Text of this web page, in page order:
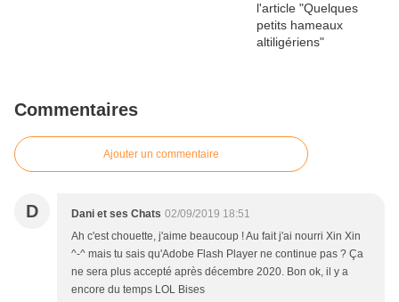
Commentaires
Ajouter un commentaire
D Dani et ses Chats 02/09/2019 18:51
Ah c'est chouette, j'aime beaucoup ! Au fait j'ai nourri Xin Xin
^-^ mais tu sais qu'Adobe Flash Player ne continue pas ? Ça
ne sera plus accepté après décembre 2020. Bon ok, il y a
encore du temps LOL Bises